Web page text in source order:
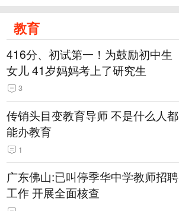
教育
416分、初试第一！为鼓励初中生
女儿 41岁妈妈考上了研究生
3
传销头目变教育导师 不是什么人都
能办教育
1
广东佛山:已叫停季华中学教师招聘
工作 开展全面核查